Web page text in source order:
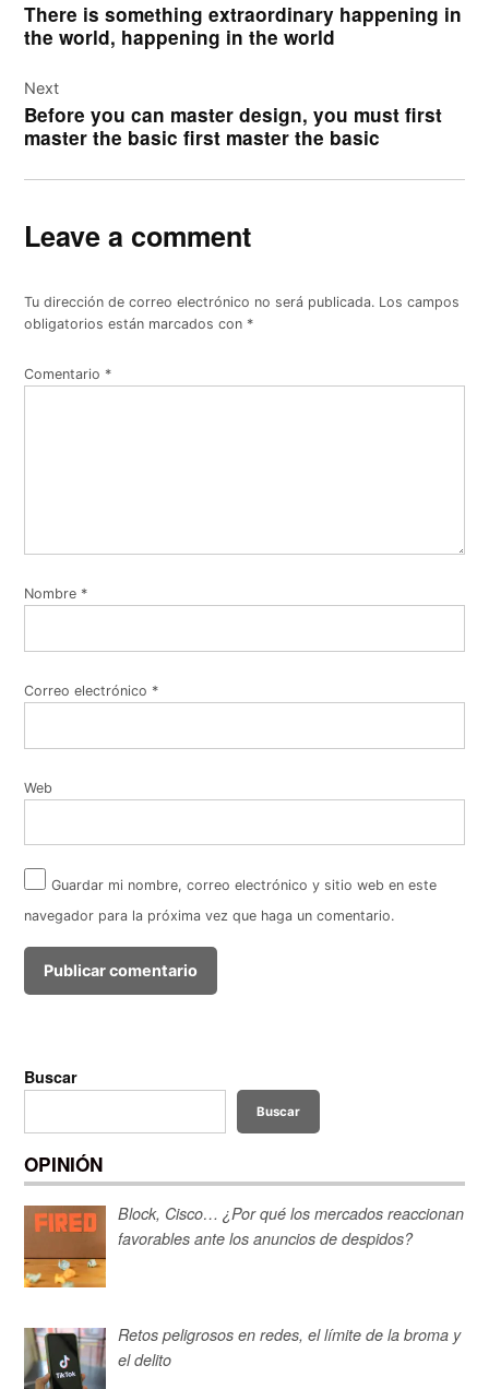
entradas
There is something extraordinary happening in
the world, happening in the world
Next
Before you can master design, you must first
master the basic first master the basic
Leave a comment
Tu dirección de correo electrónico no será publicada. Los campos
obligatorios están marcados con *
Comentario *
Nombre *
Correo electrónico *
Web
Guardar mi nombre, correo electrónico y sitio web en este
navegador para la próxima vez que haga un comentario.
Buscar
Buscar
OPINIÓN
Block, Cisco… ¿Por qué los mercados reaccionan
favorables ante los anuncios de despidos?
Retos peligrosos en redes, el límite de la broma y
el delito